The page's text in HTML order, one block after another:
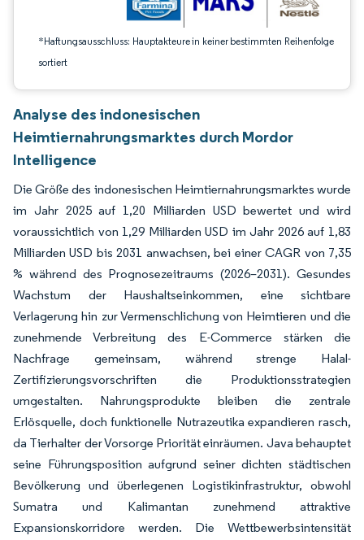
*Haftungsausschluss: Hauptakteure in keiner bestimmten Reihenfolge
sortiert
Analyse des indonesischen
Heimtiernahrungsmarktes durch Mordor
Intelligence
Die Größe des indonesischen Heimtiernahrungsmarktes wurde
im Jahr 2025 auf 1,20 Milliarden USD bewertet und wird
voraussichtlich von 1,29 Milliarden USD im Jahr 2026 auf 1,83
Milliarden USD bis 2031 anwachsen, bei einer CAGR von 7,35
% während des Prognosezeitraums (2026–2031). Gesundes
Wachstum der Haushaltseinkommen, eine sichtbare
Verlagerung hin zur Vermenschlichung von Heimtieren und die
zunehmende Verbreitung des E-Commerce stärken die
Nachfrage gemeinsam, während strenge Halal-
Zertifizierungsvorschriften die Produktionsstrategien
umgestalten. Nahrungsprodukte bleiben die zentrale
Erlösquelle, doch funktionelle Nutrazeutika expandieren rasch,
da Tierhalter der Vorsorge Priorität einräumen. Java behauptet
seine Führungsposition aufgrund seiner dichten städtischen
Bevölkerung und überlegenen Logistikinfrastruktur, obwohl
Sumatra und Kalimantan zunehmend attraktive
Expansionskorridore werden. Die Wettbewerbsintensität